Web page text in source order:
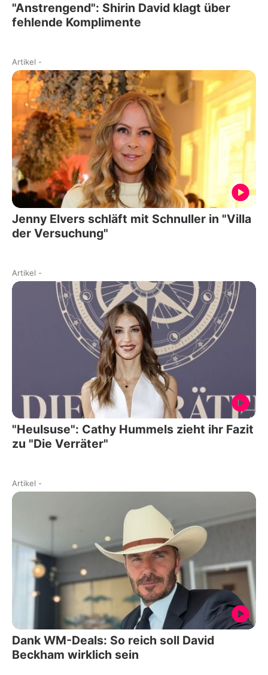
"Anstrengend": Shirin David klagt über
fehlende Komplimente
Artikel -
Jenny Elvers schläft mit Schnuller in "Villa
der Versuchung"
Artikel -
"Heulsuse": Cathy Hummels zieht ihr Fazit
zu "Die Verräter"
Artikel -
Dank WM-Deals: So reich soll David
Beckham wirklich sein